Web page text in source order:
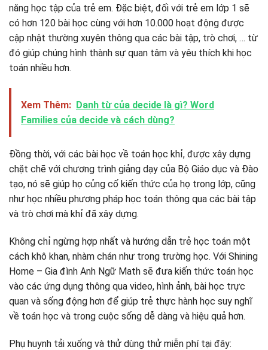
năng học tập của trẻ em. Đặc biệt, đối với trẻ em lớp 1 sẽ
có hơn 120 bài học cùng với hơn 10.000 hoạt động được
cập nhật thường xuyên thông qua các bài tập, trò chơi, … từ
đó giúp chúng hình thành sự quan tâm và yêu thích khi học
toán nhiều hơn.
Xem Thêm: Danh từ của decide là gì? Word
Families của decide và cách dùng?
Đồng thời, với các bài học về toán học khỉ, được xây dựng
chặt chẽ với chương trình giảng dạy của Bộ Giáo dục và Đào
tạo, nó sẽ giúp họ củng cố kiến ​​thức của họ trong lớp, cũng
như học nhiều phương pháp học toán thông qua các bài tập
và trò chơi mà khỉ đã xây dựng.
Không chỉ ngừng hợp nhất và hướng dẫn trẻ học toán một
cách khô khan, nhàm chán như trong trường học. Với Shining
Home – Gia đình Anh Ngữ Math sẽ đưa kiến ​​thức toán học
vào các ứng dụng thông qua video, hình ảnh, bài học trực
quan và sống động hơn để giúp trẻ thực hành học suy nghĩ
về toán học và trong cuộc sống dễ dàng và hiệu quả hơn.
Phụ huynh tải xuống và thử dùng thử miễn phí tại đây: